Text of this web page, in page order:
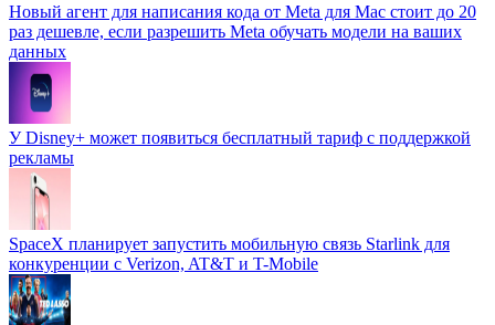
Новый агент для написания кода от Meta для Mac стоит до 20
раз дешевле, если разрешить Meta обучать модели на ваших
данных
У Disney+ может появиться бесплатный тариф с поддержкой
рекламы
SpaceX планирует запустить мобильную связь Starlink для
конкуренции с Verizon, AT&T и T-Mobile